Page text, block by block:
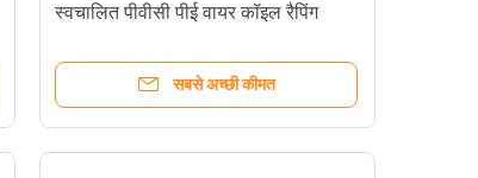
स्वचालित पीवीसी पीई वायर कॉइल रैपिंग
सबसे अच्छी कीमत